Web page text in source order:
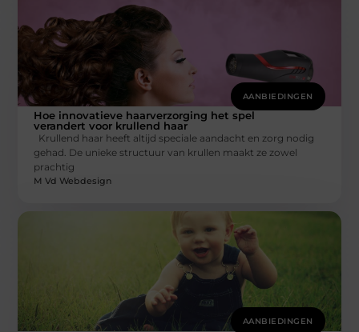
AANBIEDINGEN
Hoe innovatieve haarverzorging het spel
verandert voor krullend haar
Krullend haar heeft altijd speciale aandacht en zorg nodig
gehad. De unieke structuur van krullen maakt ze zowel
prachtig
M Vd Webdesign
AANBIEDINGEN